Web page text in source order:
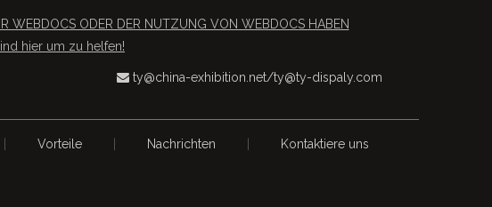
WEBDOCS ODER DER NUTZUNG VON WEBDOCS HABEN
hier um zu helfen!
 ty@china-exhibition.net/ty@ty-dispaly.com
Vorteile Nachrichten Kontaktiere uns